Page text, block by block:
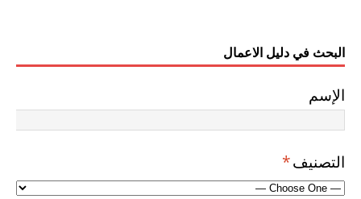
البحث في دليل الاعمال
الإسم
التصنيف*